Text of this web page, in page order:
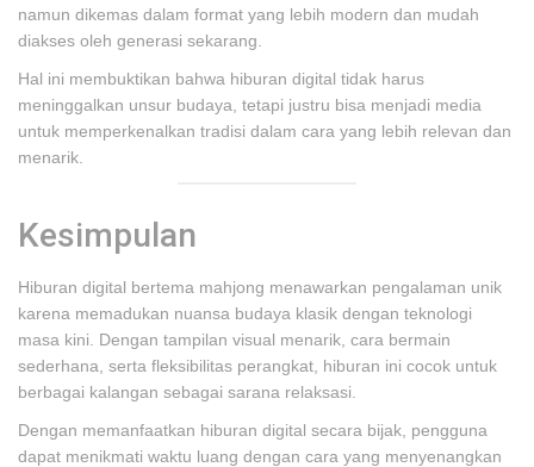
namun dikemas dalam format yang lebih modern dan mudah
diakses oleh generasi sekarang.
Hal ini membuktikan bahwa hiburan digital tidak harus
meninggalkan unsur budaya, tetapi justru bisa menjadi media
untuk memperkenalkan tradisi dalam cara yang lebih relevan dan
menarik.
Kesimpulan
Hiburan digital bertema mahjong menawarkan pengalaman unik
karena memadukan nuansa budaya klasik dengan teknologi
masa kini. Dengan tampilan visual menarik, cara bermain
sederhana, serta fleksibilitas perangkat, hiburan ini cocok untuk
berbagai kalangan sebagai sarana relaksasi.
Dengan memanfaatkan hiburan digital secara bijak, pengguna
dapat menikmati waktu luang dengan cara yang menyenangkan